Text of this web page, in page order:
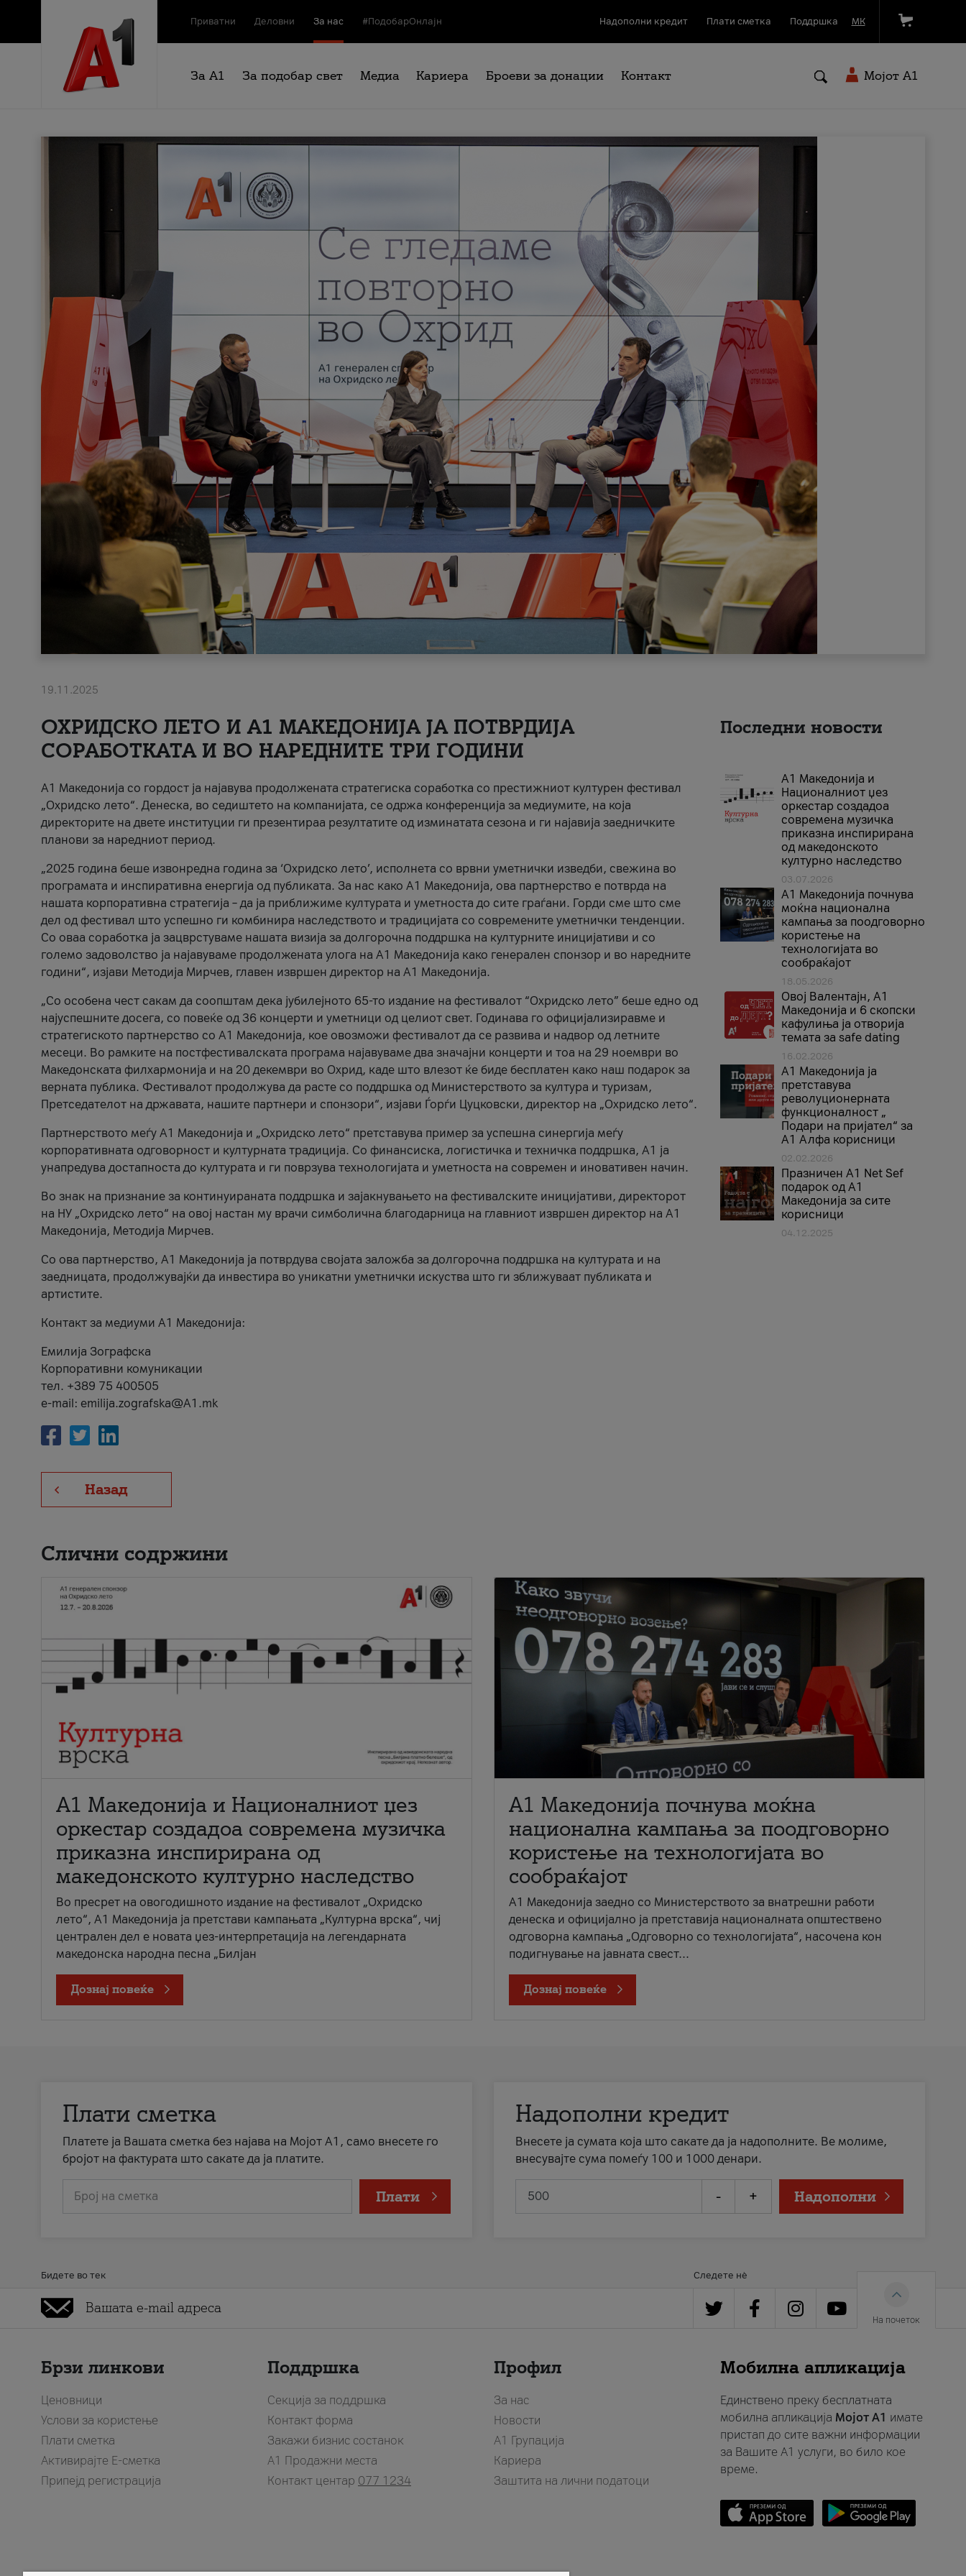
Приватни Деловни За нас #ПодобарОнлајн Надополни кредит Плати сметка Поддршка МК
За А1 За подобар свет Медиа Кариера Броеви за донации Контакт Мојот A1
19.11.2025
ОХРИДСКО ЛЕТО И A1 МАКЕДОНИЈА ЈА ПОТВРДИЈА
СОРАБОТКАТА И ВО НАРЕДНИТЕ ТРИ ГОДИНИ
A1 Македонија со гордост ја најавува продолжената стратегиска соработка со престижниот културен фестивал
„Охридско лето“. Денеска, во седиштето на компанијата, се одржа конференција за медиумите, на која
директорите на двете институции ги презентираа резултатите од изминатата сезона и ги најавија заедничките
планови за наредниот период.
„2025 година беше извонредна година за ‘Охридско лето’, исполнета со врвни уметнички изведби, свежина во
програмата и инспиративна енергија од публиката. За нас како A1 Македонија, ова партнерство е потврда на
нашата корпоративна стратегија – да ја приближиме културата и уметноста до сите граѓани. Горди сме што сме
дел од фестивал што успешно ги комбинира наследството и традицијата со современите уметнички тенденции.
Со оваа соработка ја зацврстуваме нашата визија за долгорочна поддршка на културните иницијативи и со
големо задоволство ја најавуваме продолжената улога на A1 Македонија како генерален спонзор и во наредните
години“, изјави Методија Мирчев, главен извршен директор на A1 Македонија.
„Со особена чест сакам да соопштам дека јубилејното 65-то издание на фестивалот “Охридско лето” беше едно од
најуспешните досега, со повеќе од 36 концерти и уметници од целиот свет. Годинава го официјализиравме и
стратегиското партнерство со А1 Македонија, кое овозможи фестивалот да се развива и надвор од летните
месеци. Во рамките на постфестивалската програма најавуваме два значајни концерти и тоа на 29 ноември во
Македонската филхармонија и на 20 декември во Охрид, каде што влезот ќе биде бесплатен како наш подарок за
верната публика. Фестивалот продолжува да расте со поддршка од Министерството за култура и туризам,
Претседателот на државата, нашите партнери и спонзори“, изјави Ѓорѓи Цуцковски, директор на „Охридско лето“.
Партнерството меѓу A1 Македонија и „Охридско лето“ претставува пример за успешна синергија меѓу
корпоративната одговорност и културната традиција. Со финансиска, логистичка и техничка поддршка, A1 ја
унапредува достапноста до културата и ги поврзува технологијата и уметноста на современ и иновативен начин.
Во знак на признание за континуираната поддршка и зајакнувањето на фестивалските иницијативи, директорот
на НУ „Охридско лето“ на овој настан му врачи симболична благодарница на главниот извршен директор на A1
Македонија, Методија Мирчев.
Со ова партнерство, A1 Македонија ја потврдува својата заложба за долгорочна поддршка на културата и на
заедницата, продолжувајќи да инвестира во уникатни уметнички искуства што ги зближуваат публиката и
артистите.
Контакт за медиуми А1 Македонија:
Емилија Зографска
Корпоративни комуникации
тел. +389 75 400505
e-mail: emilija.zografska@A1.mk
Назад
Последни новости
А1 Македонија и
Националниот џез
оркестар создадоа
современа музичка
приказна инспирирана
од македонското
културно наследство
03.07.2026
A1 Македонија почнува
моќна национална
кампања за поодговорно
користење на
технологијата во
сообраќајот
18.05.2026
Овој Валентајн, A1
Македонија и 6 скопски
кафулиња ја отворија
темата за safe dating
16.02.2026
А1 Македонија ја
претставува
револуционерната
функционалност „
Подари на пријател“ за
А1 Алфа корисници
02.02.2026
Празничен A1 Net Sеf
подарок од А1
Македонија за сите
корисници
04.12.2025
Слични содржини
А1 Македонија и Националниот џез
оркестар создадоа современа музичка
приказна инспирирана од
македонското културно наследство
Во пресрет на овогодишното издание на фестивалот „Охридско
лето“, А1 Македонија ја претстави кампањата „Културна врска“, чиј
централен дел е новата џез-интерпретација на легендарната
македонска народна песна „Билјан
Дознај повеќе
A1 Македонија почнува моќна
национална кампања за поодговорно
користење на технологијата во
сообраќајот
A1 Македонија заедно со Министерството за внатрешни работи
денеска и официјално ја претставија националната општествено
одговорна кампања „Одговорно со технологијата“, насочена кон
подигнување на јавната свест...
Дознај повеќе
Плати сметка
Платете ја Вашата сметка без најава на Мојот А1, само внесете го
бројот на фактурата што сакате да ја платите.
Број на сметка Плати
Надополни кредит
Внесете ја сумата која што сакате да ја надополните. Ве молиме,
внесувајте сума помеѓу 100 и 1000 денари.
- + Надополни
Бидете во тек Следете нè
На почеток
Брзи линкови
Ценовници
Услови за користење
Плати сметка
Активирајте Е-сметка
Припејд регистрација
Поддршка
Секција за поддршка
Контакт форма
Закажи бизнис состанок
A1 Продажни места
Контакт центар 077 1234
Профил
За нас
Новости
А1 Групација
Кариера
Заштита на лични податоци
Мобилна апликација
Единствено преку бесплатната
мобилна апликација Мојот A1 имате
пристап до сите важни информации
за Вашите A1 услуги, во било кое
време.